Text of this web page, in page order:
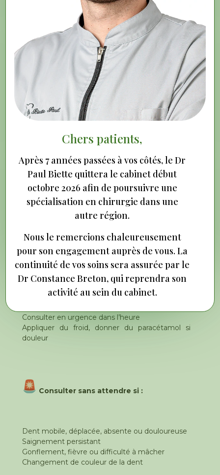
Les accidents du quotidien peuvent causer des
blessures dentaires. Réagir rapidement est
essentiel pour limiter les séquelles et sauver la
dent.
Types de traumatismes fréquents
Fracture : éclat de l’émail à cassure profonde
Avulsion : dent définitive expulsée = urgence
Lésion des gencives ou des tissus mous
Choc interne : changement de couleur,
sensibilité
Calmer l’enfant, rincer sa bouche doucement
Conserver les fragments dentaires (ou la dent
Consulter en urgence dans l’heure
Appliquer du froid, donner du paracétamol si
douleur
Consulter sans attendre si :
Dent mobile, déplacée, absente ou douloureuse
Saignement persistant
Gonflement, fièvre ou difficulté à mâcher
Changement de couleur de la dent
Chers patients,
Après 7 années passées à vos côtés, le Dr
Paul Biette quittera le cabinet début
octobre 2026 afin de poursuivre une
spécialisation en chirurgie dans une
autre région.
Nous le remercions chaleureusement
pour son engagement auprès de vous. La
continuité de vos soins sera assurée par le
Dr Constance Breton, qui reprendra son
activité au sein du cabinet.